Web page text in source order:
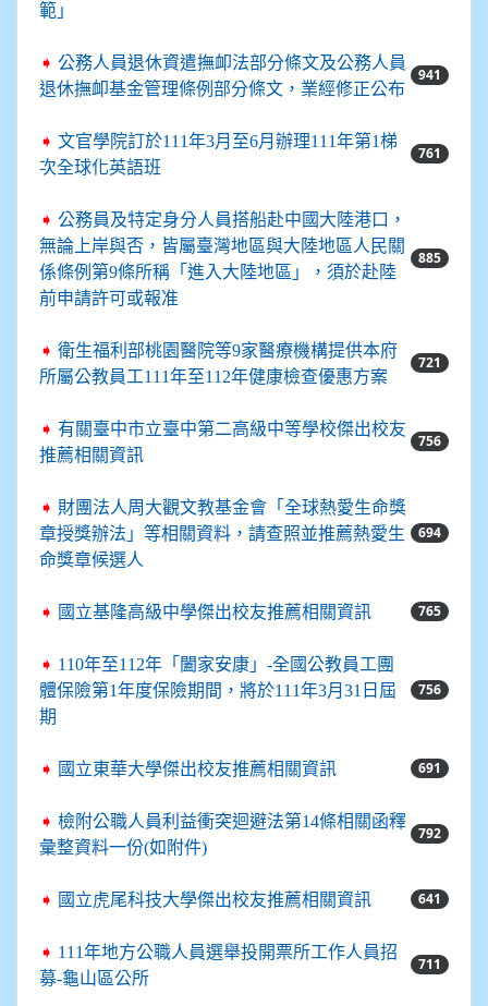
範」
➧ 公務人員退休資遣撫卹法部分條文及公務人員
退休撫卹基金管理條例部分條文，業經修正公布
941
➧ 文官學院訂於111年3月至6月辦理111年第1梯
次全球化英語班
761
➧ 公務員及特定身分人員搭船赴中國大陸港口，
無論上岸與否，皆屬臺灣地區與大陸地區人民關
係條例第9條所稱「進入大陸地區」，須於赴陸
前申請許可或報准
885
➧ 衛生福利部桃園醫院等9家醫療機構提供本府
所屬公教員工111年至112年健康檢查優惠方案
721
➧ 有關臺中市立臺中第二高級中等學校傑出校友
推薦相關資訊
756
➧ 財團法人周大觀文教基金會「全球熱愛生命獎
章授獎辦法」等相關資料，請查照並推薦熱愛生
命獎章候選人
694
➧ 國立基隆高級中學傑出校友推薦相關資訊 765
➧ 110年至112年「闔家安康」-全國公教員工團
體保險第1年度保險期間，將於111年3月31日屆
期
756
➧ 國立東華大學傑出校友推薦相關資訊 691
➧ 檢附公職人員利益衝突迴避法第14條相關函釋
彙整資料一份(如附件)
792
➧ 國立虎尾科技大學傑出校友推薦相關資訊 641
➧ 111年地方公職人員選舉投開票所工作人員招
募-龜山區公所
711